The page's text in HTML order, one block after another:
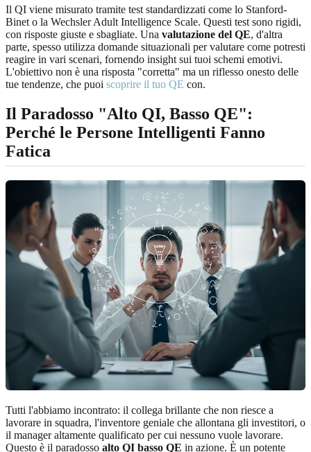
Il QI viene misurato tramite test standardizzati come lo Stanford-
Binet o la Wechsler Adult Intelligence Scale. Questi test sono rigidi,
con risposte giuste e sbagliate. Una valutazione del QE, d'altra
parte, spesso utilizza domande situazionali per valutare come potresti
reagire in vari scenari, fornendo insight sui tuoi schemi emotivi.
L'obiettivo non è una risposta "corretta" ma un riflesso onesto delle
tue tendenze, che puoi scoprire il tuo QE con.
Il Paradosso "Alto QI, Basso QE":
Perché le Persone Intelligenti Fanno
Fatica
Tutti l'abbiamo incontrato: il collega brillante che non riesce a
lavorare in squadra, l'inventore geniale che allontana gli investitori, o
il manager altamente qualificato per cui nessuno vuole lavorare.
Questo è il paradosso alto QI basso QE in azione. È un potente